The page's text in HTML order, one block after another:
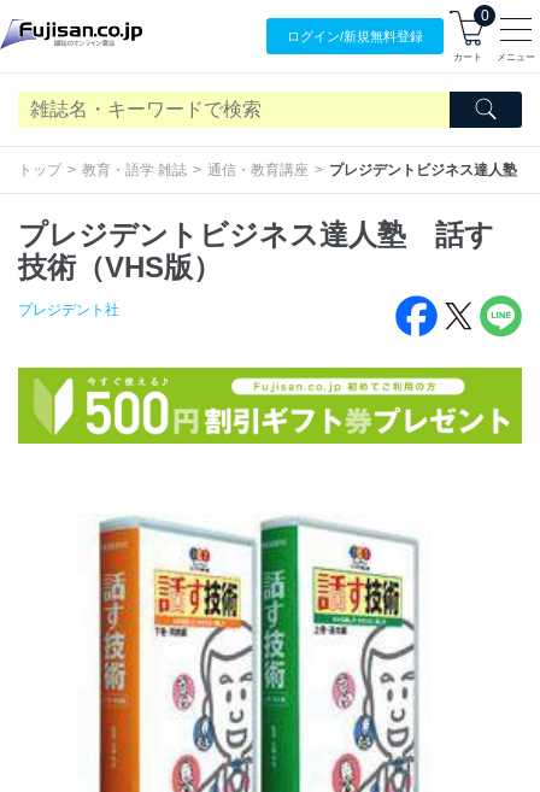
ログイン/新規無料登録
0
カート メニュー
トップ 教育・語学 雑誌 通信・教育講座 プレジデントビジネス達人塾
プレジデントビジネス達人塾 話す
技術（VHS版）
プレジデント社